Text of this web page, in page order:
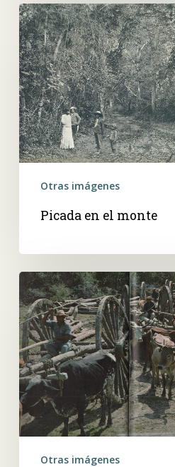
Picada
en
el
monte
Otras imágenes
Picada en el monte
Primitvas
alzaprimas
tiradas
por
bueyes,
en
el
Chaco
Otras imágenes